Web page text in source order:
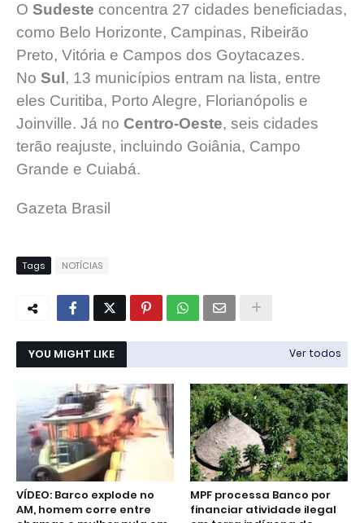
O Sudeste concentra 27 cidades beneficiadas,
como Belo Horizonte, Campinas, Ribeirão
Preto, Vitória e Campos dos Goytacazes.
No Sul , 13 municípios entram na lista, entre
eles Curitiba, Porto Alegre, Florianópolis e
Joinville. Já no Centro-Oeste, seis cidades
terão reajuste, incluindo Goiânia, Campo
Grande e Cuiabá.
Gazeta Brasil
Tags NOTÍCIAS
YOU MIGHT LIKE Ver todos
VÍDEO: Barco explode no
AM, homem corre entre
MPF processa Banco por
financiar atividade ilegal